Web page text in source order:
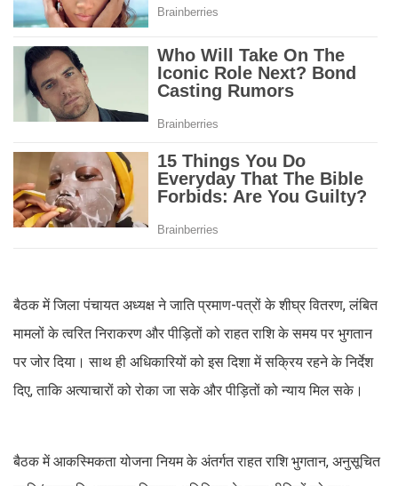
बैठक में जिला पंचायत अध्यक्ष ने जाति प्रमाण-पत्रों के शीघ्र वितरण, लंबित
मामलों के त्वरित निराकरण और पीड़ितों को राहत राशि के समय पर भुगतान
पर जोर दिया। साथ ही अधिकारियों को इस दिशा में सक्रिय रहने के निर्देश
दिए, ताकि अत्याचारों को रोका जा सके और पीड़ितों को न्याय मिल सके।
बैठक में आकस्मिकता योजना नियम के अंतर्गत राहत राशि भुगतान, अनुसूचित